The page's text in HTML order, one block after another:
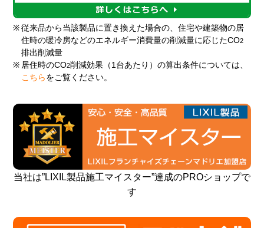
※ 従来品から当該製品に置き換えた場合の、住宅や建築物の居
住時の暖冷房などのエネルギー消費量の削減量に応じたCO2
排出削減量
※ 居住時のCO2削減効果（1台あたり）の算出条件については、
こちら をご覧ください。
当社は”LIXIL製品施工マイスター”達成のPROショップで
す